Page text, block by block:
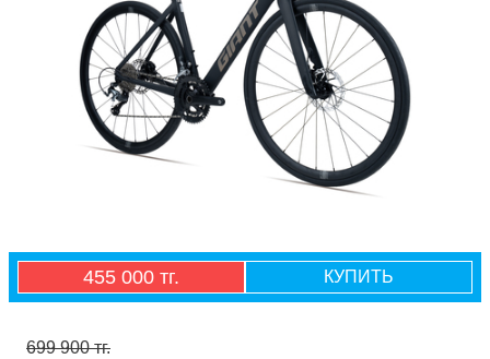
455 000 тг. КУПИТЬ
699 900 тг.